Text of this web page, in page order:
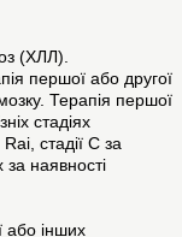
(ХЛЛ).
першої або другої
мозку. Терапія першої
стадіях
стадії С за
наявності
або інших